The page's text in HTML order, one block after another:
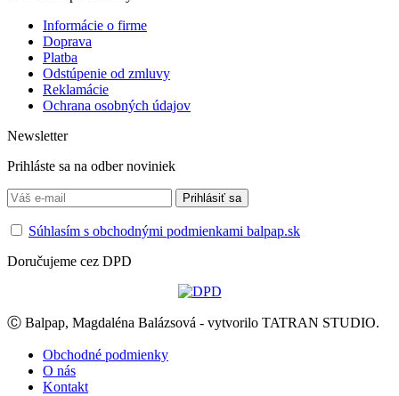
Informácie o firme
Doprava
Platba
Odstúpenie od zmluvy
Reklamácie
Ochrana osobných údajov
Newsletter
Prihláste sa na odber noviniek
Súhlasím s obchodnými podmienkami balpap.sk
Doručujeme cez DPD
Ⓒ Balpap, Magdaléna Balázsová - vytvorilo TATRAN STUDIO.
Obchodné podmienky
O nás
Kontakt